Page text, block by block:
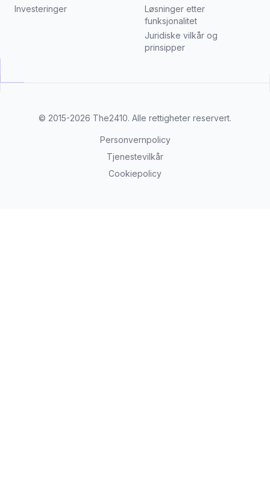
Investeringer
Løsninger etter
funksjonalitet
Juridiske vilkår og
prinsipper
© 2015-2026 The2410. Alle rettigheter reservert.
Personvernpolicy
Tjenestevilkår
Cookiepolicy